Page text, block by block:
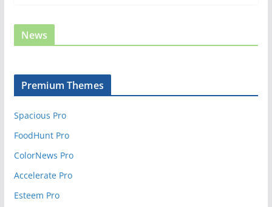
News
Premium Themes
Spacious Pro
FoodHunt Pro
ColorNews Pro
Accelerate Pro
Esteem Pro